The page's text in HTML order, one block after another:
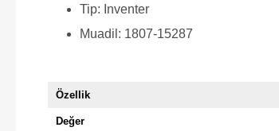
Tip: Inventer
Muadil: 1807-15287
Özellik
Değer